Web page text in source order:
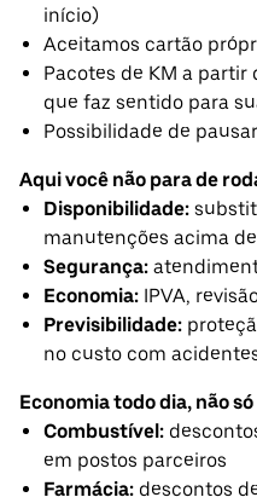
início)
Aceitamos cartão
Pacotes de KM a partir
que faz sentido para
Possibilidade de
Aqui você não para de
Disponibilidade:
manutenções acima
Segurança:
Economia: IPVA,
Previsibilidade:
no custo com
Economia todo dia, não
Combustível:
em postos parceiros
Farmácia: descontos